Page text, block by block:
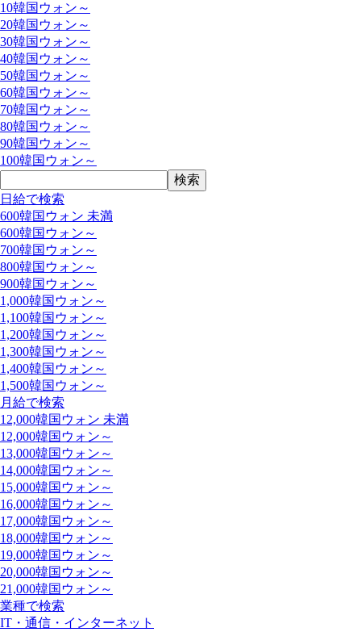
10韓国ウォン～
20韓国ウォン～
30韓国ウォン～
40韓国ウォン～
50韓国ウォン～
60韓国ウォン～
70韓国ウォン～
80韓国ウォン～
90韓国ウォン～
100韓国ウォン～
日給で検索
600韓国ウォン 未満
600韓国ウォン～
700韓国ウォン～
800韓国ウォン～
900韓国ウォン～
1,000韓国ウォン～
1,100韓国ウォン～
1,200韓国ウォン～
1,300韓国ウォン～
1,400韓国ウォン～
1,500韓国ウォン～
月給で検索
12,000韓国ウォン 未満
12,000韓国ウォン～
13,000韓国ウォン～
14,000韓国ウォン～
15,000韓国ウォン～
16,000韓国ウォン～
17,000韓国ウォン～
18,000韓国ウォン～
19,000韓国ウォン～
20,000韓国ウォン～
21,000韓国ウォン～
業種で検索
IT・通信・インターネット